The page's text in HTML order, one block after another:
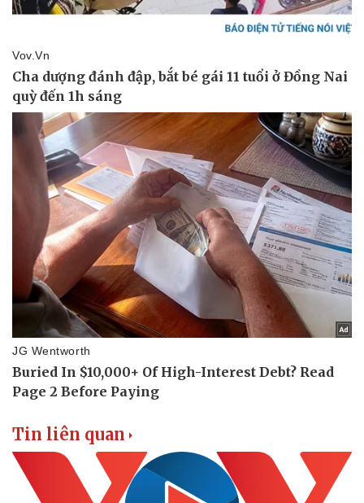
Pháp luật
Vụ án
Tin nóng
Tư vấn luật
Vũ khí
Việt Nam
Phân tích
Tin liên quan